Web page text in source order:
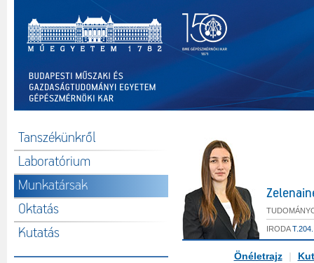
Tanszékünkről
Laboratórium
Munkatársak
Oktatás
Kutatás
IRODAT.204.
Önéletrajz |